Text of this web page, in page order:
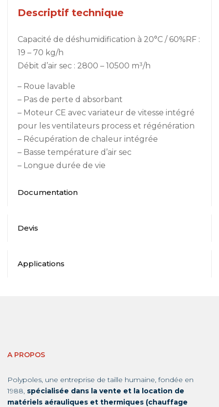
Descriptif technique
Capacité de déshumidification à 20°C / 60%RF :
19 – 70 kg/h
Débit d’air sec : 2800 – 10500 m³/h
– Roue lavable
– Pas de perte d absorbant
– Moteur CE avec variateur de vitesse intégré
pour les ventilateurs process et régénération
– Récupération de chaleur intégrée
– Basse température d’air sec
– Longue durée de vie
Documentation
Devis
Applications
A PROPOS
Polypoles, une entreprise de taille humaine, fondée en
1988, spécialisée dans la vente et la location de
matériels aérauliques et thermiques (chauffage